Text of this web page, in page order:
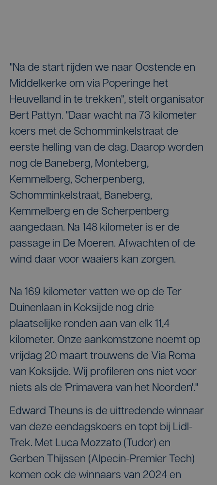
"Na de start rijden we naar Oostende en
Middelkerke om via Poperinge het
Heuvelland in te trekken", stelt organisator
Bert Pattyn. "Daar wacht na 73 kilometer
koers met de Schomminkelstraat de
eerste helling van de dag. Daarop worden
nog de Baneberg, Monteberg,
Kemmelberg, Scherpenberg,
Schomminkelstraat, Baneberg,
Kemmelberg en de Scherpenberg
aangedaan. Na 148 kilometer is er de
passage in De Moeren. Afwachten of de
wind daar voor waaiers kan zorgen.
Na 169 kilometer vatten we op de Ter
Duinenlaan in Koksijde nog drie
plaatselijke ronden aan van elk 11,4
kilometer. Onze aankomstzone noemt op
vrijdag 20 maart trouwens de Via Roma
van Koksijde. Wij profileren ons niet voor
niets als de 'Primavera van het Noorden'."
Edward Theuns is de uittredende winnaar
van deze eendagskoers en topt bij Lidl-
Trek. Met Luca Mozzato (Tudor) en
Gerben Thijssen (Alpecin-Premier Tech)
komen ook de winnaars van 2024 en